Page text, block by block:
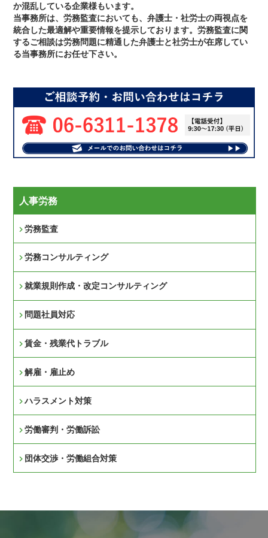
か混乱している企業様もいます。
当事務所は、労務監査においても、弁護士・社労士の両視点を
統合した最適解や重要情報を提示しております。労務監査に関
するご相談は労務問題に精通した弁護士と社労士が在席してい
る当事務所にお任せ下さい。
人事労務
労務監査
労務コンサルティング
就業規則作成・改定コンサルティング
問題社員対応
賃金・残業代トラブル
解雇・雇止め
ハラスメント対策
労働審判・労働訴訟
団体交渉・労働組合対策